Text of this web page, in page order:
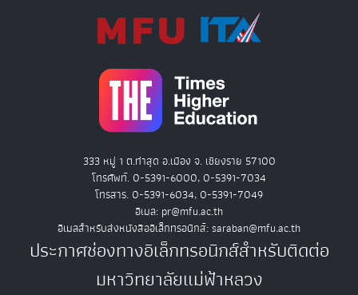
333 หมู่ 1 ต.ท่าสุด อ.เมือง จ. เชียงราย 57100
โทรศัพท์. 0-5391-6000, 0-5391-7034
โทรสาร. 0-5391-6034, 0-5391-7049
อีเมล: pr@mfu.ac.th
อีเมลสำหรับส่งหนังสืออิเล็กทรอนิกส์: saraban@mfu.ac.th
ประกาศช่องทางอิเล็กทรอนิกส์สำหรับติดต่อ
มหาวิทยาลัยแม่ฟ้าหลวง